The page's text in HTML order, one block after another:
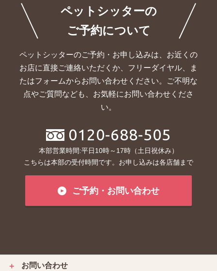
ペットシッターの
ご予約について
ペットシッターのご予約・お申し込みは、お近くの
お店に直接ご連絡いただくか、 フリーダイヤル、ま
たはフォームからお問い合わせください。ご不明な
点やご質問なども、お気軽にお問い合わせくださ
い。
0120-688-505
本部営業時間:平日10時～17時（土日祝休み）
こちらは本部の受付時間です。お申し込みは各店舗まで
ご予約・お問い合わせ
＋ お問い合わせ